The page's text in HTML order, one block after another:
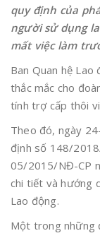
quy định của
người sử dụng
mất việc làm
Ban Quan hệ
thắc mắc cho
tính trợ cấp thôi
Theo đó, ngày
định số 148/
05/2015/NĐ-CP
chi tiết và hướng
Lao động.
Một trong những